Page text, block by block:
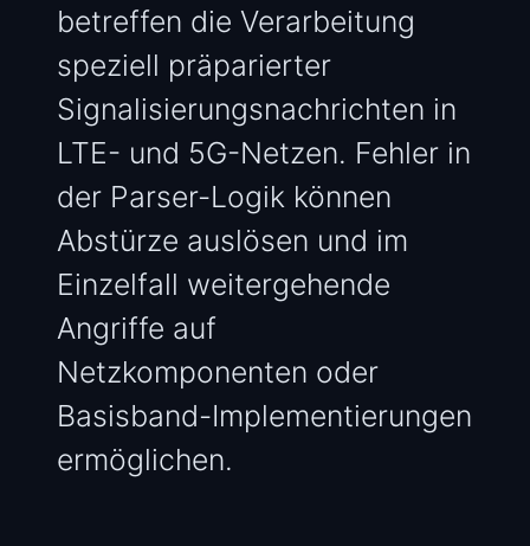
betreffen die Verarbeitung
speziell präparierter
Signalisierungsnachrichten in
LTE- und 5G-Netzen. Fehler in
der Parser-Logik können
Abstürze auslösen und im
Einzelfall weitergehende
Angriffe auf
Netzkomponenten oder
Basisband-Implementierungen
ermöglichen.